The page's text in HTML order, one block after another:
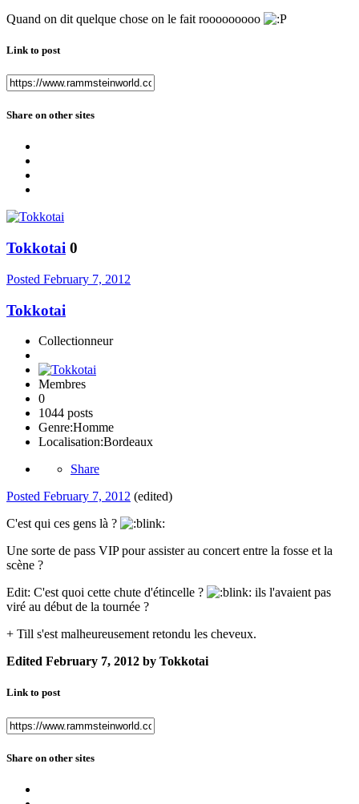
Quand on dit quelque chose on le fait rooooooooo
Link to post
Share on other sites
Tokkotai 0
Posted February 7, 2012
Tokkotai
Collectionneur
Membres
0
1044 posts
Genre:Homme
Localisation:Bordeaux
Share
Posted February 7, 2012 (edited)
C'est qui ces gens là ?
Une sorte de pass VIP pour assister au concert entre la fosse et la
scène ?
Edit: C'est quoi cette chute d'étincelle ?
ils l'avaient pas
viré au début de la tournée ?
+ Till s'est malheureusement retondu les cheveux.
Edited February 7, 2012 by Tokkotai
Link to post
Share on other sites